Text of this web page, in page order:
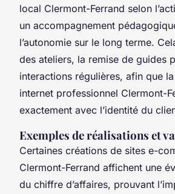
local Clermont-Ferrand selon
un accompagnement
l’autonomie sur le long terme.
des ateliers, la remise de guides
interactions régulières, afin que
internet professionnel Clermont-
exactement avec l’identité du
Exemples de réalisations et
Certaines créations de sites e-
Clermont-Ferrand affichent une
du chiffre d’affaires, prouvant